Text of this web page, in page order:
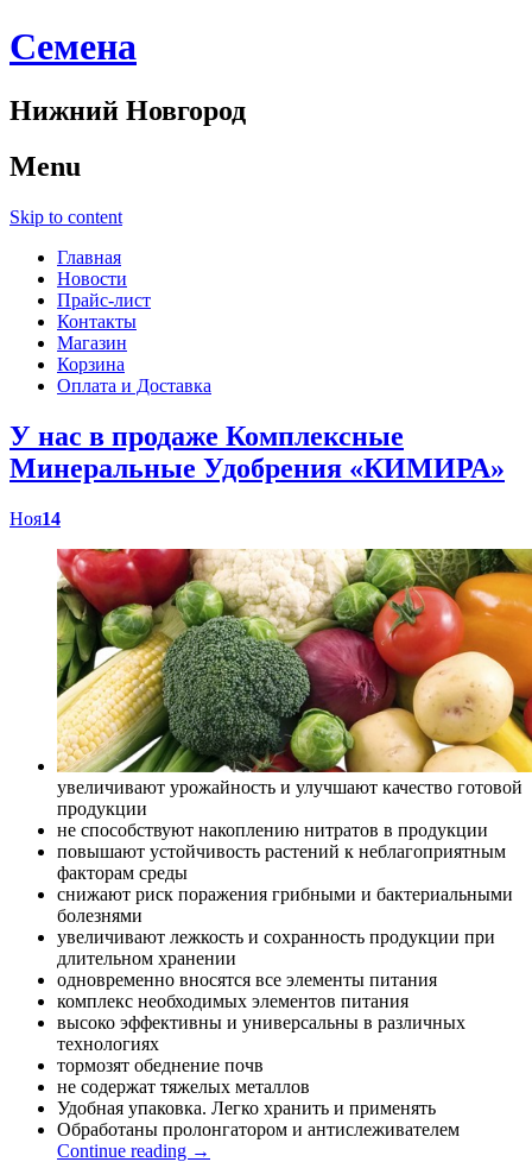
Cемена
Нижний Новгород
Menu
Skip to content
Главная
Новости
Прайс-лист
Контакты
Магазин
Корзина
Оплата и Доставка
У нас в продаже Комплексные
Минеральные Удобрения «КИМИРА»
Ноя14
увеличивают урожайность и улучшают качество готовой
продукции
не способствуют накоплению нитратов в продукции
повышают устойчивость растений к неблагоприятным
факторам среды
снижают риск поражения грибными и бактериальными
болезнями
увеличивают лежкость и сохранность продукции при
длительном хранении
одновременно вносятся все элементы питания
комплекс необходимых элементов питания
высоко эффективны и универсальны в различных
технологиях
тормозят обеднение почв
не содержат тяжелых металлов
Удобная упаковка. Легко хранить и применять
Обработаны пролонгатором и антислеживателем
Continue reading →